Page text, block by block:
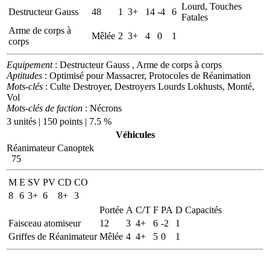
Destructeur Gauss
48 1 3+ 14 -4 6
Lourd, Touches
Fatales
Arme de corps à
corps
Mêlée 2 3+ 4 0 1
Equipement: Destructeur Gauss , Arme de corps à corps
Aptitudes : Optimisé pour Massacrer, Protocoles de Réanimation
Mots-clés : Culte Destroyer, Destroyers Lourds Lokhusts, Monté,
Vol
Mots-clés de faction : Nécrons
3 unités | 150 points | 7.5 %
Véhicules
Réanimateur Canoptek
75
M E SV PV CD CO
8 6 3+ 6 8+ 3
Portée A C/T F PA D Capacités
Faisceau atomiseur
12 3 4+ 6 -2
1
Griffes de Réanimateur Mêlée 4 4+ 5 0 1